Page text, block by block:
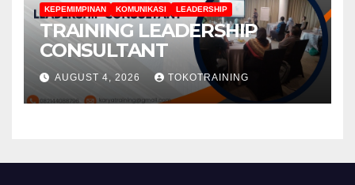
KEPEMIMPINAN KOMUNIKASI LEADERSHIP
TRAINING LEADERSHIP
CONSULTANT
AUGUST 4, 2026 TOKOTRAINING